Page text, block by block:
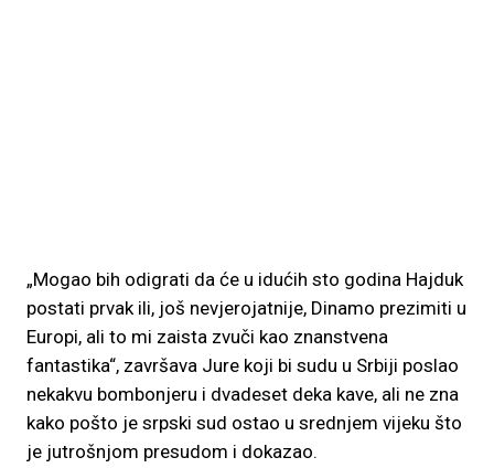
„Mogao bih odigrati da će u idućih sto godina Hajduk
postati prvak ili, još nevjerojatnije, Dinamo prezimiti u
Europi, ali to mi zaista zvuči kao znanstvena
fantastika“, završava Jure koji bi sudu u Srbiji poslao
nekakvu bombonjeru i dvadeset deka kave, ali ne zna
kako pošto je srpski sud ostao u srednjem vijeku što
je jutrošnjom presudom i dokazao.